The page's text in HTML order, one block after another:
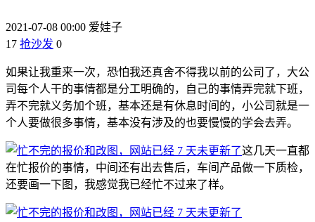
2021-07-08 00:00 爱娃子
17 抢沙发 0
如果让我重来一次，恐怕我还真舍不得我以前的公司了，大公
司每个人干的事情都是分工明确的，自己的事情弄完就下班，
弄不完就义务加个班，基本还是有休息时间的，小公司就是一
个人要做很多事情，基本没有涉及的也要慢慢的学会去弄。
这几天一直都
在忙报价的事情，中间还有出去售后，车间产品做一下质检，
还要画一下图，我感觉我已经忙不过来了样。